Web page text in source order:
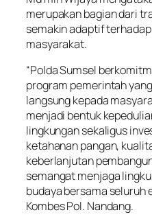
merupakan bagian dari
semakin adaptif
masyarakat.
“Polda Sumsel
program pemerintah
langsung kepada
menjadi bentuk
lingkungan sekaligus
ketahanan pangan,
keberlanjutan
semangat menjaga
budaya bersama seluruh
Kombes Pol. Nandang.